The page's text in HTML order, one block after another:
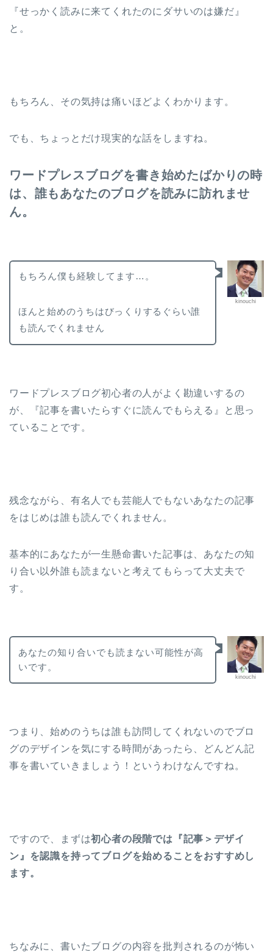
『せっかく読みに来てくれたのにダサいのは嫌だ』
と。
もちろん、その気持は痛いほどよくわかります。
でも、ちょっとだけ現実的な話をしますね。
ワードプレスブログを書き始めたばかりの時
は、誰もあなたのブログを読みに訪れませ
ん。
kinouchi
もちろん僕も経験してます…。
ほんと始めのうちはびっくりするぐらい誰
も読んでくれません
ワードプレスブログ初心者の人がよく勘違いするの
が、『記事を書いたらすぐに読んでもらえる』と思っ
ていることです。
残念ながら、有名人でも芸能人でもないあなたの記事
をはじめは誰も読んでくれません。
基本的にあなたが一生懸命書いた記事は、あなたの知
り合い以外誰も読まないと考えてもらって大丈夫で
す。
kinouchi
あなたの知り合いでも読まない可能性が高
いです。
つまり、始めのうちは誰も訪問してくれないのでブロ
グのデザインを気にする時間があったら、どんどん記
事を書いていきましょう！というわけなんですね。
ですので、まずは初心者の段階では『記事＞デザイ
ン』を認識を持ってブログを始めることをおすすめし
ます。
ちなみに、書いたブログの内容を批判されるのが怖い